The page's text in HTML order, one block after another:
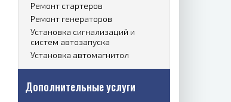
Ремонт стартеров
Ремонт генераторов
Установка сигнализаций и
систем автозапуска
Установка автомагнитол
Дополнительные услуги